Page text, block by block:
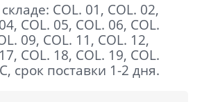
COL. 01, COL. 02,
COL. 05, COL. 06, COL.
09, COL. 11, COL. 12,
COL. 18, COL. 19, COL.
срок поставки 1-2 дня.